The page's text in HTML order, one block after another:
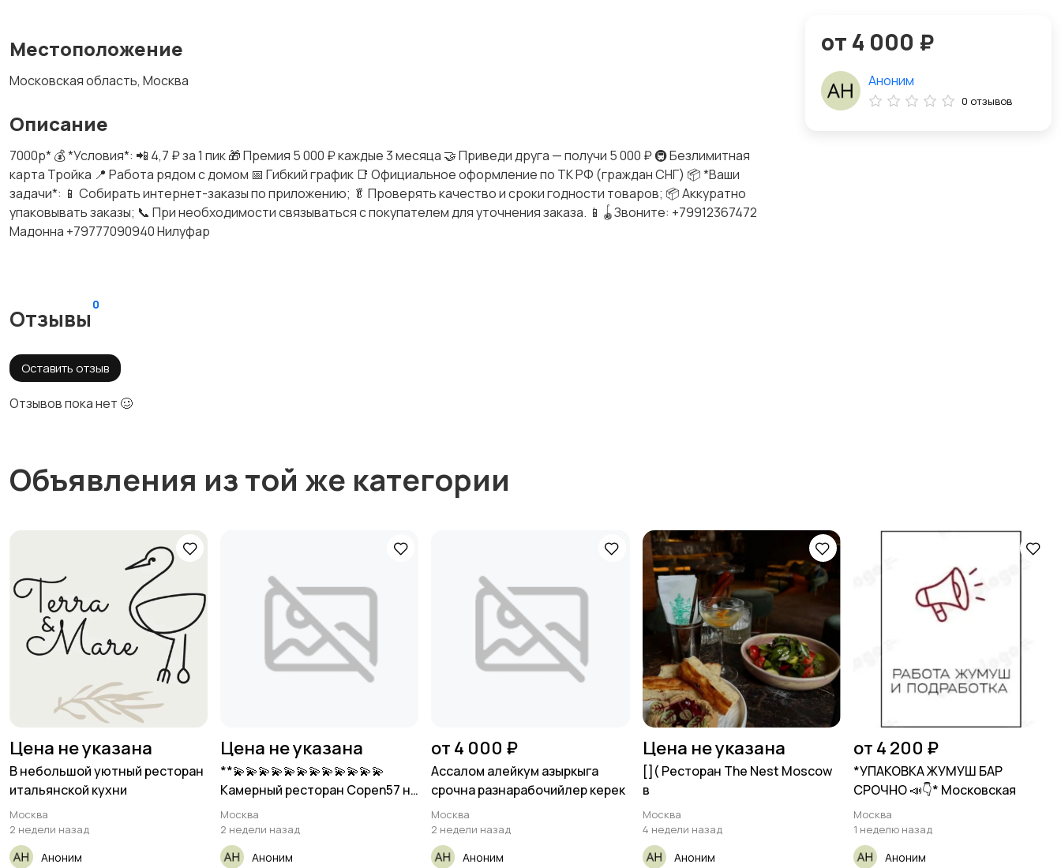
Местоположение
Московская область, Москва
Описание
7000р* 💰 *Условия*: 📲 4,7 ₽ за 1 пик 🎁 Премия 5 000 ₽ каждые 3 месяца 🤝 Приведи друга — получи 5 000 ₽ 🚇 Безлимитная
карта Тройка 📍 Работа рядом с домом 📅 Гибкий график 📑 Официальное оформление по ТК РФ (граждан СНГ) 📦 *Ваши
задачи*: 📱 Собирать интернет-заказы по приложению; 🥬 Проверять качество и сроки годности товаров; 📦 Аккуратно
упаковывать заказы; 📞 При необходимости связываться с покупателем для уточнения заказа. 📱🪀Звоните: +79912367472
Мадонна +79777090940 Нилуфар
Отзывы
0
Оставить отзыв
Отзывов пока нет 🥴
от 4 000 ₽
Аноним
0 отзывов
Объявления из той же категории
Цена не указана
В небольшой уютный ресторан
итальянской кухни
Москва
2 недели назад
Аноним
Цена не указана
**💫💫💫💫💫💫💫💫💫💫💫💫
Камерный ресторан Copen57 на
Патриарших прудах
Москва
2 недели назад
Аноним
от 4 000 ₽
Ассалом алейкум азыркыга
срочна разнарабочийлер керек
Москва
2 недели назад
Аноним
Цена не указана
[​]( Ресторан The Nest Moscow
в
Москва
4 недели назад
Аноним
от 4 200 ₽
*УПАКОВКА ЖУМУШ БАР
СРОЧНО 📣👇* Московская
Москва
1 неделю назад
Аноним